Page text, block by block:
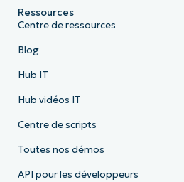
Ressources
Centre de ressources
Blog
Hub IT
Hub vidéos IT
Centre de scripts
Toutes nos démos
API pour les développeurs